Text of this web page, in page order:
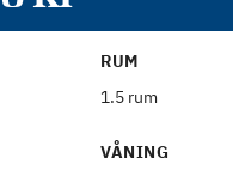
RUM
1.5 rum
VÅNING